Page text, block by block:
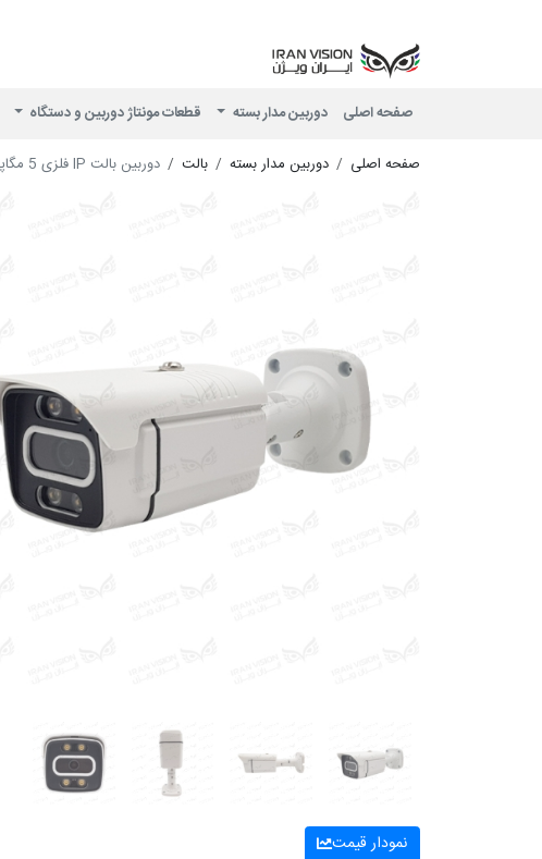
صفحه اصلی دوربین مدار بسته قطعات مونتاژ دوربین و دستگاه
صفحه اصلی دوربین مدار بسته بالت دوربین بالت IP فلزی 5 مگاپیکسل با لنز 8 شب رنگی
نمودار قیمت